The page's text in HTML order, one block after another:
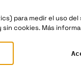
para medir el uso
cookies. Más